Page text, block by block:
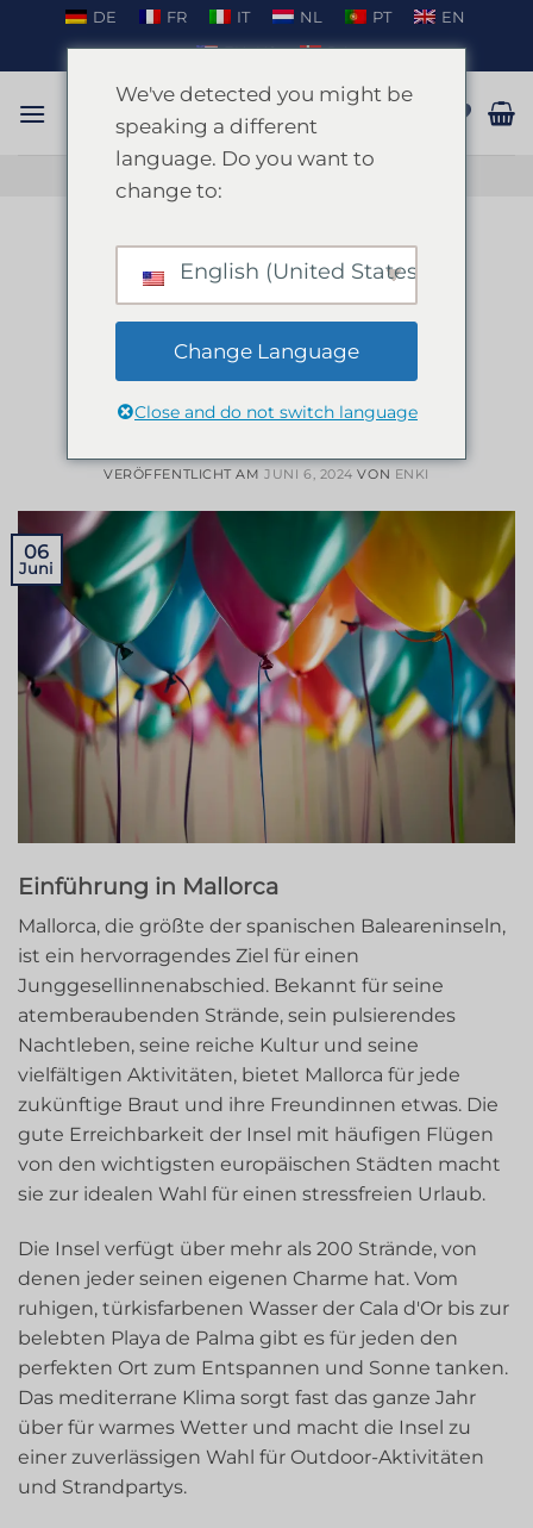
springen
DE FR IT NL PT
EN
EN_US
DA
GESPRÄCH AUF WHATSAPP
Warum Sie Ihren
Junggesellinnenabschied auf
Mallorca feiern sollten: Der
ultimative Leitfaden für
Aktivitäten und Spaß
VERÖFFENTLICHT AMJUNI 6, 2024 VON ENKI
06
Juni
Einführung in Mallorca
Mallorca, die größte der spanischen Baleareninseln,
ist ein hervorragendes Ziel für einen
Junggesellinnenabschied. Bekannt für seine
atemberaubenden Strände, sein pulsierendes
Nachtleben, seine reiche Kultur und seine
vielfältigen Aktivitäten, bietet Mallorca für jede
zukünftige Braut und ihre Freundinnen etwas. Die
gute Erreichbarkeit der Insel mit häufigen Flügen
von den wichtigsten europäischen Städten macht
sie zur idealen Wahl für einen stressfreien Urlaub.
Die Insel verfügt über mehr als 200 Strände, von
denen jeder seinen eigenen Charme hat. Vom
ruhigen, türkisfarbenen Wasser der Cala d'Or bis zur
belebten Playa de Palma gibt es für jeden den
perfekten Ort zum Entspannen und Sonne tanken.
Das mediterrane Klima sorgt fast das ganze Jahr
über für warmes Wetter und macht die Insel zu
einer zuverlässigen Wahl für Outdoor-Aktivitäten
und Strandpartys.
We've detected you might be
speaking a different
language. Do you want to
change to:
English (United States)
Change Language
Close and do not switch language